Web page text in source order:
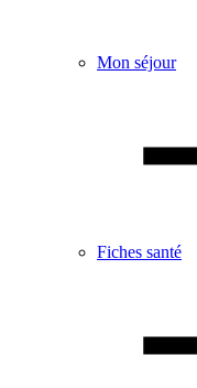
Mon séjour
Fiches santé